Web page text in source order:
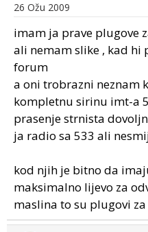
26 Ožu 2009
imam ja prave plugove
ali nemam slike , kad hi
forum
a oni trobrazni neznam
kompletnu sirinu imt-a
prasenje strnista
ja radio sa 533 ali
kod njih je bitno da
maksimalno lijevo za
maslina to su plugovi